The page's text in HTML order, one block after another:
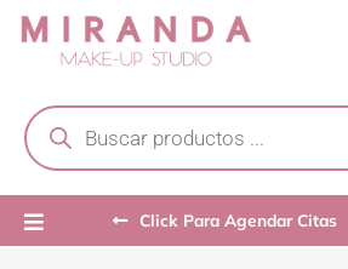
Skip
search
Click Para Agendar Citas